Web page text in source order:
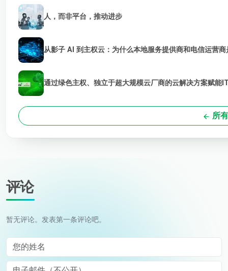
人，而非平台，推动进步
从影子 AI 到主权云：为什么本地服务提供商和电信运营
通过绿色主权、独立于超大规模云厂商的云解决方案赋能
所
评论
暂无评论。发表第一条评论吧。
您的姓名
电子邮件（不公开）